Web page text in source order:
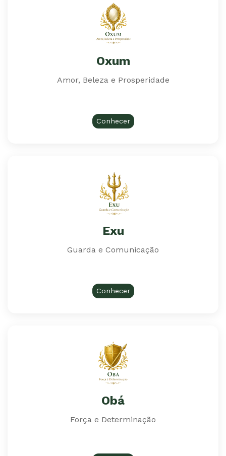
Oxum
Amor, Beleza e Prosperidade
Conhecer
Exu
Guarda e Comunicação
Conhecer
Obá
Força e Determinação